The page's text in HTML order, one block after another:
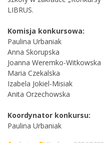
LIBRUS.
Komisja konkursowa:
Paulina Urbaniak
Anna Skorupska
Joanna Weremko-Witkowska
Maria Czekalska
Izabela Jokiel-Misiak
Anita Orzechowska
Koordynator konkursu:
Paulina Urbaniak